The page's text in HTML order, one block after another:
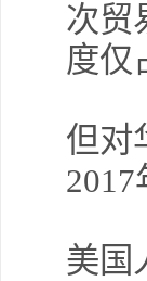
次贸
度仅
但对
美国